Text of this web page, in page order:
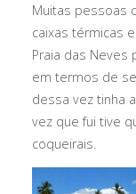
Muitas pessoas
caixas térmicas
Praia das Neves
em termos de
dessa vez tinha
vez que fui tive
coqueirais.